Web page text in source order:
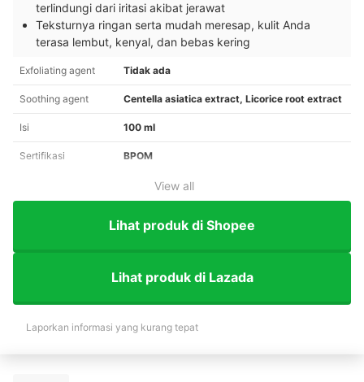
terlindungi dari iritasi akibat jerawat
Teksturnya ringan serta mudah meresap, kulit Anda
terasa lembut, kenyal, dan bebas kering
Exfoliating agent Tidak ada
Soothing agent Centella asiatica extract, Licorice root extract
Isi 100 ml
Sertifikasi BPOM
View all
Lihat produk di Shopee
Lihat produk di Lazada
Laporkan informasi yang kurang tepat